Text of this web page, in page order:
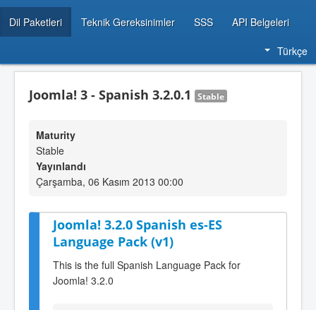
Dil Paketleri Teknik Gereksinimler SSS API Belgeleri
Türkçe
Joomla! 3 - Spanish 3.2.0.1 Stable
Maturity
Stable
Yayınlandı
Çarşamba, 06 Kasım 2013 00:00
Joomla! 3.2.0 Spanish es-ES
Language Pack (v1)
This is the full Spanish Language Pack for
Joomla! 3.2.0